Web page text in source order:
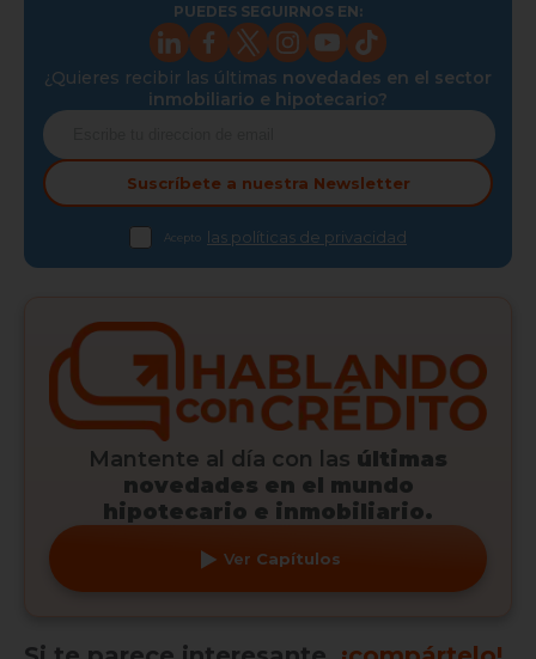
PUEDES SEGUIRNOS EN:
¿Quieres recibir las últimas novedades en el sector
inmobiliario e hipotecario?
Suscríbete a nuestra Newsletter
Acepto las políticas de privacidad
Mantente al día con las últimas
novedades en el mundo
hipotecario e inmobiliario.
Ver Capítulos